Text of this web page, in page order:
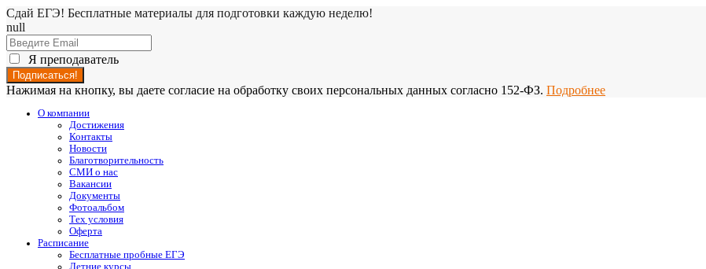
Сдай ЕГЭ! Бесплатные материалы для подготовки каждую неделю!
null
Я преподаватель
Нажимая на кнопку, вы даете согласие на обработку своих персональных данных согласно 152-ФЗ. Подробнее
О компании
Достижения
Контакты
Новости
Благотворительность
СМИ о нас
Вакансии
Документы
Фотоальбом
Тех условия
Оферта
Расписание
Бесплатные пробные ЕГЭ
Летние курсы